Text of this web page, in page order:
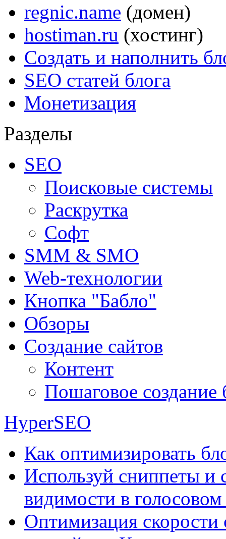
regnic.name (домен)
hostiman.ru (хостинг)
Создать и наполнить
SEO статей блога
Монетизация
Разделы
SEO
Поисковые системы
Раскрутка
Софт
SMM & SMO
Web-технологии
Кнопка "Бабло"
Обзоры
Создание сайтов
Контент
Пошаговое создание
HyperSEO
Как оптимизировать
Используй сниппеты и
видимости в
Оптимизация